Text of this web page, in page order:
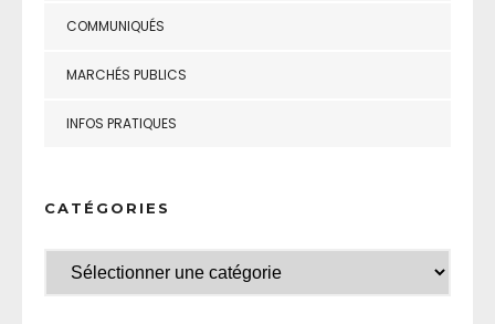
COMMUNIQUÉS
MARCHÉS PUBLICS
INFOS PRATIQUES
CATÉGORIES